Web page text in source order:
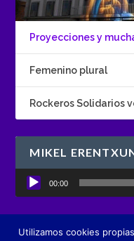
Proyecciones y
Femenino plural
Rockeros Solidarios
MIKEL
Reproductor
de
00:00
Utilizamos cookies